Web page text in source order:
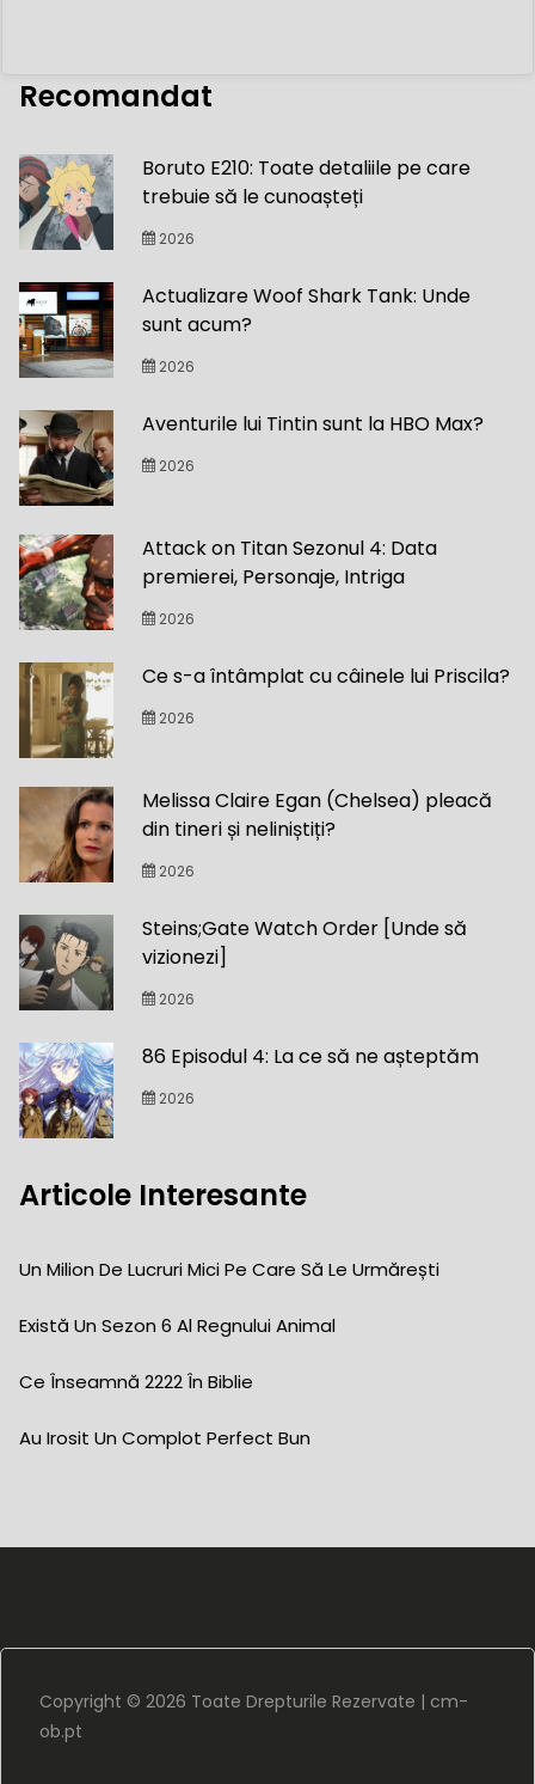
Recomandat
Boruto E210: Toate detaliile pe care
trebuie să le cunoașteți
2026
Actualizare Woof Shark Tank: Unde
sunt acum?
2026
Aventurile lui Tintin sunt la HBO Max?
2026
Attack on Titan Sezonul 4: Data
premierei, Personaje, Intriga
2026
Ce s-a întâmplat cu câinele lui Priscila?
2026
Melissa Claire Egan (Chelsea) pleacă
din tineri și neliniștiți?
2026
Steins;Gate Watch Order [Unde să
vizionezi]
2026
86 Episodul 4: La ce să ne așteptăm
2026
Articole Interesante
Un Milion De Lucruri Mici Pe Care Să Le Urmărești
Există Un Sezon 6 Al Regnului Animal
Ce Înseamnă 2222 În Biblie
Au Irosit Un Complot Perfect Bun
Copyright © 2026 Toate Drepturile Rezervate | cm-
ob.pt